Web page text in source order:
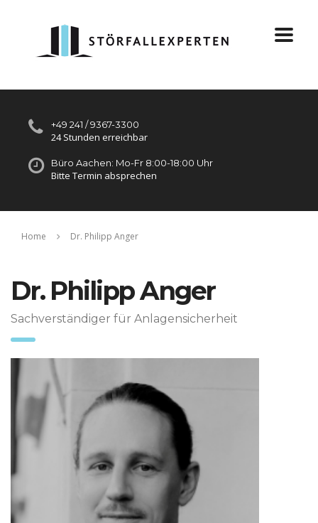
+49 241 / 9367-3300
24 Stunden erreichbar
Büro Aachen: Mo-Fr 8:00-18:00 Uhr
Bitte Termin absprechen
Home Dr. Philipp Anger
Dr. Philipp Anger
Sachverständiger für Anlagensicherheit